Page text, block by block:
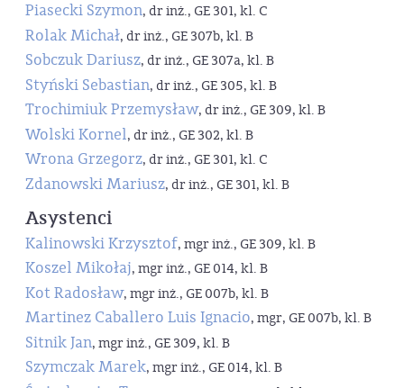
Piasecki Szymon, dr inż., GE 301, kl. C
Rolak Michał, dr inż., GE 307b, kl. B
Sobczuk Dariusz, dr inż., GE 307a, kl. B
Styński Sebastian, dr inż., GE 305, kl. B
Trochimiuk Przemysław, dr inż., GE 309, kl. B
Wolski Kornel, dr inż., GE 302, kl. B
Wrona Grzegorz, dr inż., GE 301, kl. C
Zdanowski Mariusz, dr inż., GE 301, kl. B
Asystenci
Kalinowski Krzysztof, mgr inż., GE 309, kl. B
Koszel Mikołaj, mgr inż., GE 014, kl. B
Kot Radosław, mgr inż., GE 007b, kl. B
Martinez Caballero Luis Ignacio, mgr, GE 007b, kl. B
Sitnik Jan, mgr inż., GE 309, kl. B
Szymczak Marek, mgr inż., GE 014, kl. B